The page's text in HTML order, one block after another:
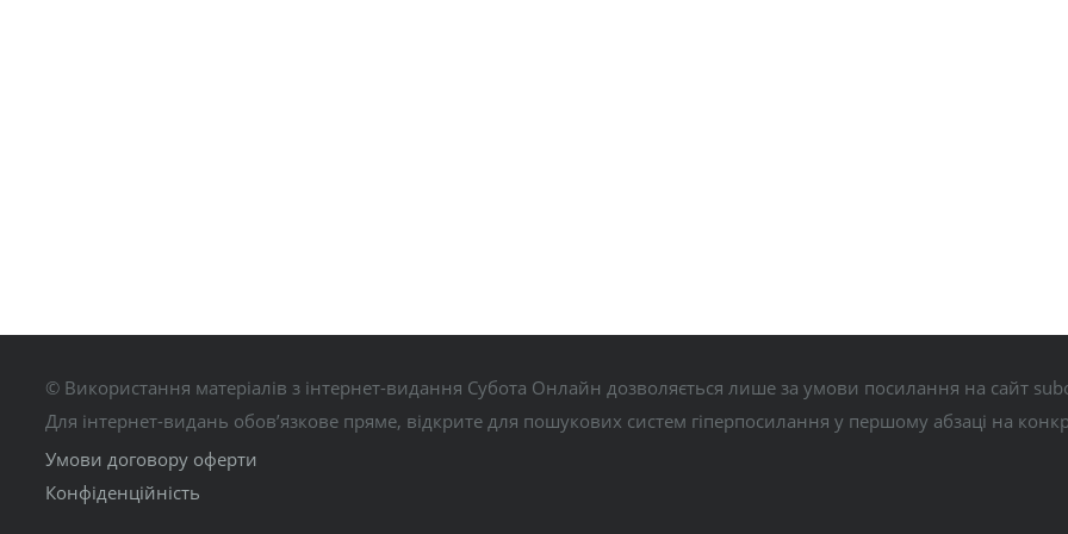
© Використання матеріалів з інтернет-видання Субота Онлайн дозволяється лише за умови посилання на сайт
Для інтернет-видань обов’язкове пряме, відкрите для пошукових систем гіперпосилання у першому абзаці на
Умови договору оферти
Конфіденційність